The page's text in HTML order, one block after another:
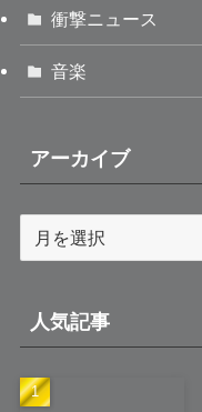
衝撃ニュース
音楽
アーカイブ
ブ
人気記事